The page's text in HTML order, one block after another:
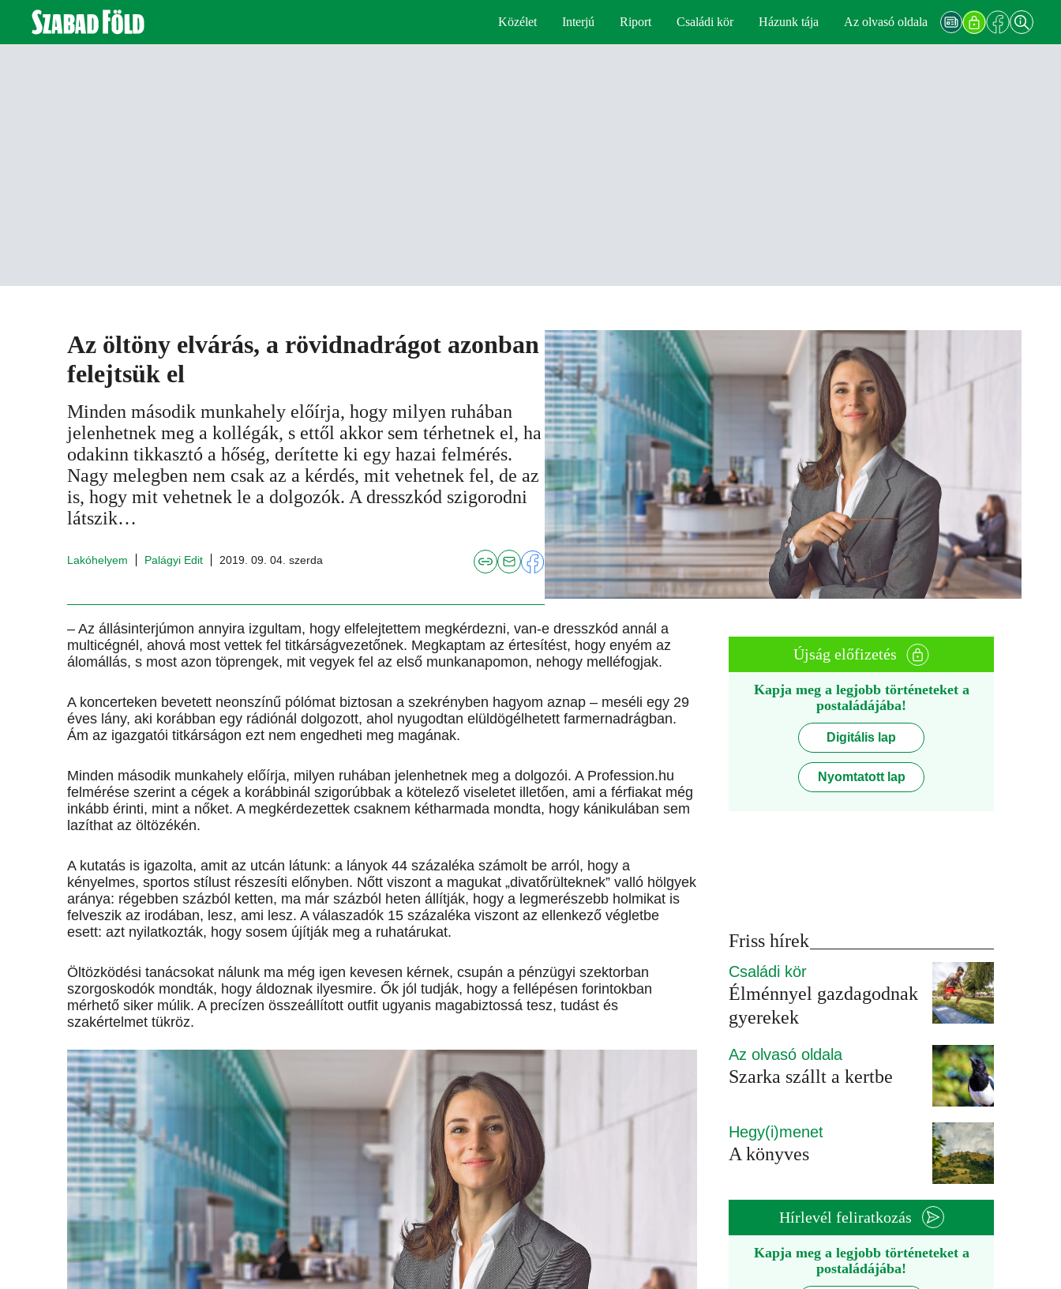
Közélet Interjú Riport Családi kör Házunk tája Az olvasó oldala
Az öltöny elvárás, a rövidnadrágot azonban
felejtsük el
Minden második munkahely előírja, hogy milyen ruhában
jelenhetnek meg a kollégák, s ettől akkor sem térhetnek el, ha
odakinn tikkasztó a hőség, derítette ki egy hazai felmérés.
Nagy melegben nem csak az a kérdés, mit vehetnek fel, de az
is, hogy mit vehetnek le a dolgozók. A dresszkód szigorodni
látszik…
Lakóhelyem Palágyi Edit 2019. 09. 04. szerda
– Az állásinterjúmon annyira izgultam, hogy elfelejtettem megkérdezni, van-e dresszkód annál a
multicégnél, ahová most vettek fel titkárságvezetőnek. Megkaptam az értesítést, hogy enyém az
álomállás, s most azon töprengek, mit vegyek fel az első munkanapomon, nehogy melléfogjak.
A koncerteken bevetett neonszínű pólómat biztosan a szekrényben hagyom aznap – meséli egy 29
éves lány, aki korábban egy rádiónál dolgozott, ahol nyugodtan elüldögélhetett farmernadrágban.
Ám az igazgatói titkárságon ezt nem engedheti meg magának.
Minden második munkahely előírja, milyen ruhában jelenhetnek meg a dolgozói. A Profession.hu
felmérése szerint a cégek a korábbinál szigorúbbak a kötelező viseletet illetően, ami a férfiakat még
inkább érinti, mint a nőket. A megkérdezettek csaknem kétharmada mondta, hogy kánikulában sem
lazíthat az öltözékén.
A kutatás is igazolta, amit az utcán látunk: a lányok 44 százaléka számolt be arról, hogy a
kényelmes, sportos stílust részesíti előnyben. Nőtt viszont a magukat „divatőrülteknek” valló hölgyek
aránya: régebben százból ketten, ma már százból heten állítják, hogy a legmerészebb holmikat is
felveszik az irodában, lesz, ami lesz. A válaszadók 15 százaléka viszont az ellenkező végletbe
esett: azt nyilatkozták, hogy sosem újítják meg a ruhatárukat.
Öltözködési tanácsokat nálunk ma még igen kevesen kérnek, csupán a pénzügyi szektorban
szorgoskodók mondták, hogy áldoznak ilyesmire. Ők jól tudják, hogy a fellépésen forintokban
mérhető siker múlik. A precízen összeállított outfit ugyanis magabiztossá tesz, tudást és
szakértelmet tükröz.
Újság előfizetés
Kapja meg a legjobb történeteket a
postaládájába!
Digitális lap
Nyomtatott lap
Friss hírek
Családi kör
Élménnyel gazdagodnak
gyerekek
Az olvasó oldala
Szarka szállt a kertbe
Hegy(i)menet
A könyves
Hírlevél feliratkozás
Kapja meg a legjobb történeteket a
postaládájába!